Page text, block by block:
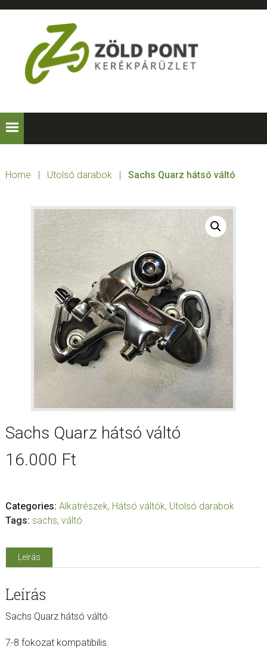
Skip
navigation
Skip
content
Skip
ZÖLD
PONT
Home | Utolsó darabok | Sachs Quarz hátsó váltó
Sachs Quarz hátsó váltó
16.000 Ft
Categories: Alkatrészek, Hátsó váltók, Utolsó darabok
Tags: sachs, váltó
Leírás
Leírás
Sachs Quarz hátsó váltó
7-8 fokozat kompatibilis.